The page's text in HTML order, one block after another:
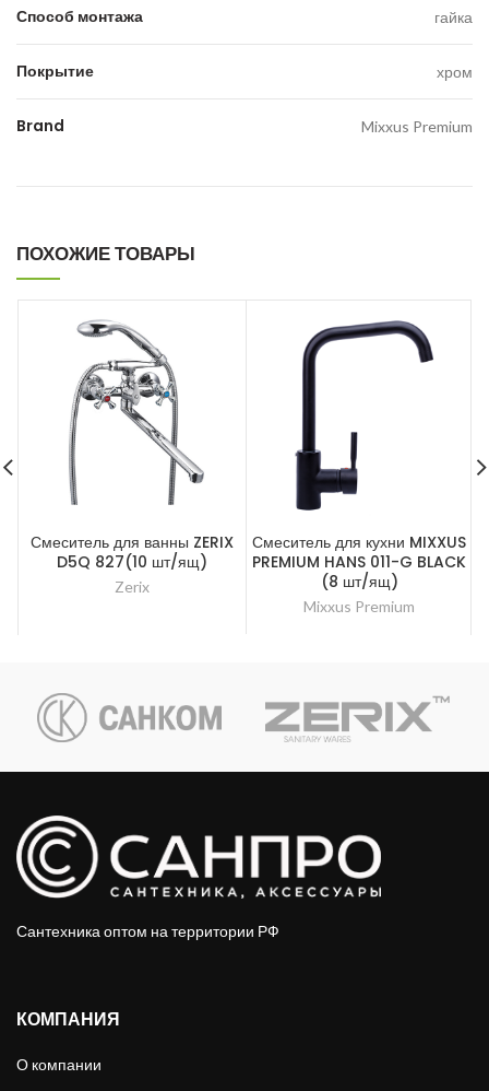
Способ монтажа гайка
Покрытие хром
Brand Mixxus Premium
ПОХОЖИЕ ТОВАРЫ
Смеситель для ванны ZERIX
D5Q 827(10 шт/ящ)
Zerix
Смеситель для кухни MIXXUS
PREMIUM HANS 011-G BLACK
(8 шт/ящ)
Mixxus Premium
Сантехника оптом на территории РФ
КОМПАНИЯ
О компании